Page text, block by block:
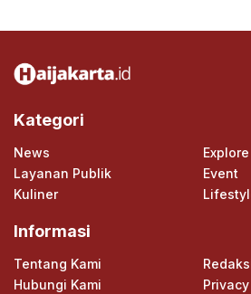
Kategori
News
Layanan Publik
Event
Kuliner
Informasi
Tentang Kami
Hubungi Kami